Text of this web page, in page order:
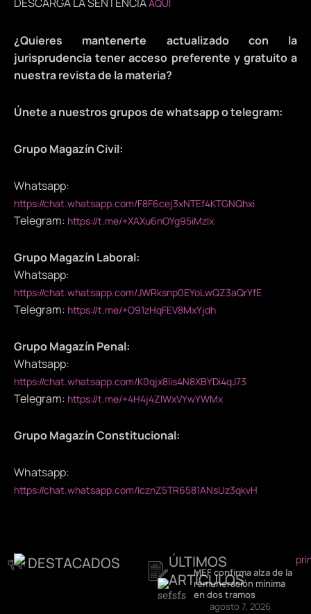
AQUÍ
¿Quieres mantenerte actualizado con la
jurisprudencia tener acceso preferente y gratuito a
nuestra revista de la materia?
Únete a nuestros grupos de whatsapp o telegram:
Grupo Magazín Civil:
Whatsapp:
https://chat.whatsapp.com/F8F6cej3xNTEf4KTGNQhxi
Telegram: https://t.me/+XAXu6nOYg95iMzIx
Grupo Magazín Laboral:
Whatsapp:
https://chat.whatsapp.com/JWRksnp0EYoLwQZ3aQrYfE
Telegram: https://t.me/+O91zHqFEV8MxYjdh
Grupo Magazín Penal:
Whatsapp:
https://chat.whatsapp.com/K0qjx8lis4N8XBYDi4qJ73
Telegram: https://t.me/+4H4j4ZlWxVYwYWMx
Grupo Magazín Constitucional:
Whatsapp:
https://chat.whatsapp.com/IcznZ5TR6581ANsUz3qkvH
DESTACADOS
ÚLTIMOS
ARTÍCULOS
MEF confirma alza de la
remuneración mínima
en dos tramos
agosto 7, 2026